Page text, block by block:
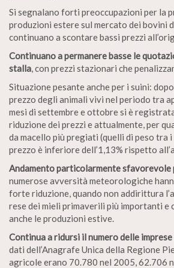
Si segnalano forti preoccupazioni per la
produzioni estere sul mercato dei bovini
continuano a scontare bassi prezzi
Continuano a permanere basse le
stalla, con prezzi stazionari che
Situazione pesante anche per i suini:
prezzo degli animali vivi nel periodo tra
mesi di settembre e ottobre si è
riduzione dei prezzi e attualmente, per
da macello più pregiati (quelli di peso tra
prezzo è inferiore dell’1,13% rispetto
Andamento particolarmente sfavorevole
numerose avversità meteorologiche
forte riduzione, quando non addirittura
rese dei mieli primaverili più importanti e
anche le produzioni estive.
Continua a ridursi il numero delle
dati dell’Anagrafe Unica della Regione
agricole erano 70.780 nel 2005, 62.706